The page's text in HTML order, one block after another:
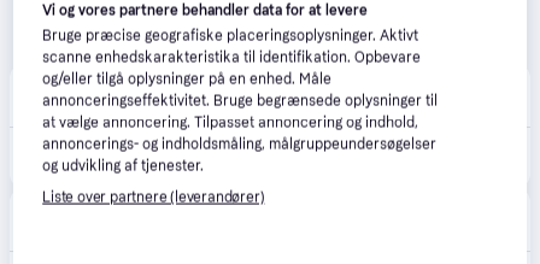
Brekz
49 kr. fragt,5-8 dage
EukanubaLabrador Retriever hundefoder 12 kg 414 kr.
Foder & Fritid
Vi og vores partnere behandler data for at levere
Bruge præcise geografiske placeringsoplysninger. Aktivt
scanne enhedskarakteristika til identifikation. Opbevare
og/eller tilgå oplysninger på en enhed. Måle
annonceringseffektivitet. Bruge begrænsede oplysninger til
at vælge annoncering. Tilpasset annoncering og indhold,
annoncerings- og indholdsmåling, målgruppeundersøgelser
og udvikling af tjenester.
Liste over partnere (leverandører)